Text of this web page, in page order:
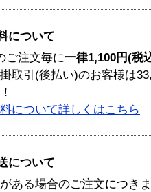
について
ご注文毎に一律1,100円(税
取引(後払い)のお客様は
について詳しくはこちら
について
ある場合のご注文につき